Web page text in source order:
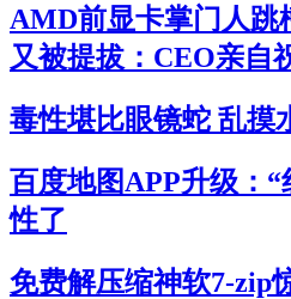
AMD前显卡掌门人跳
又被提拔：CEO亲自
毒性堪比眼镜蛇 乱摸
百度地图APP升级：
性了
免费解压缩神软7-zip